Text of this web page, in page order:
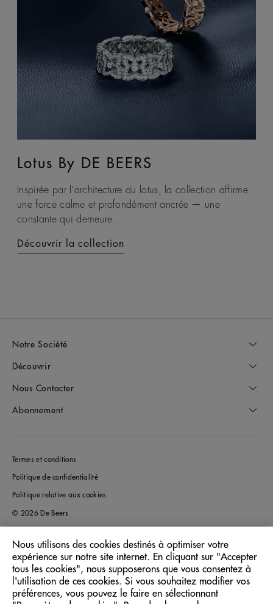
Lotus By DE BEERS
Inspirée par l’architecture du lotus, la collection affirme
une force calme et profondément ancrée — une
constante qui demeure.
Découvrir la collection
Talisman
La collection Talisman exprime le pouvoir envoûtant de
la terre à travers le dialogue sensoriel entre le brut et le
poli, créant un emblème contemporain de protection et
Notre Société
Découvrir
Nous Contacter
Abonnement
Termes et conditions
Politique de confidentialité
Politique relative aux cookies
© 2026 De Beers
Nous utilisons des cookies destinés à optimiser votre
expérience sur notre site internet. En cliquant sur "Accepter
tous les cookies", nous supposerons que vous consentez à
l'utilisation de ces cookies. Si vous souhaitez modifier vos
préférences, vous pouvez le faire en sélectionnant